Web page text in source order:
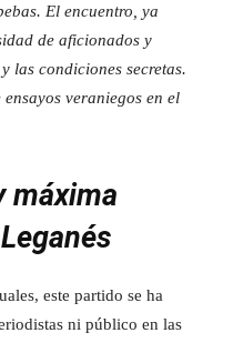
El encuentro, ya
de aficionados y
las condiciones secretas.
veraniegos en el
máxima
este partido se ha
ni público en las